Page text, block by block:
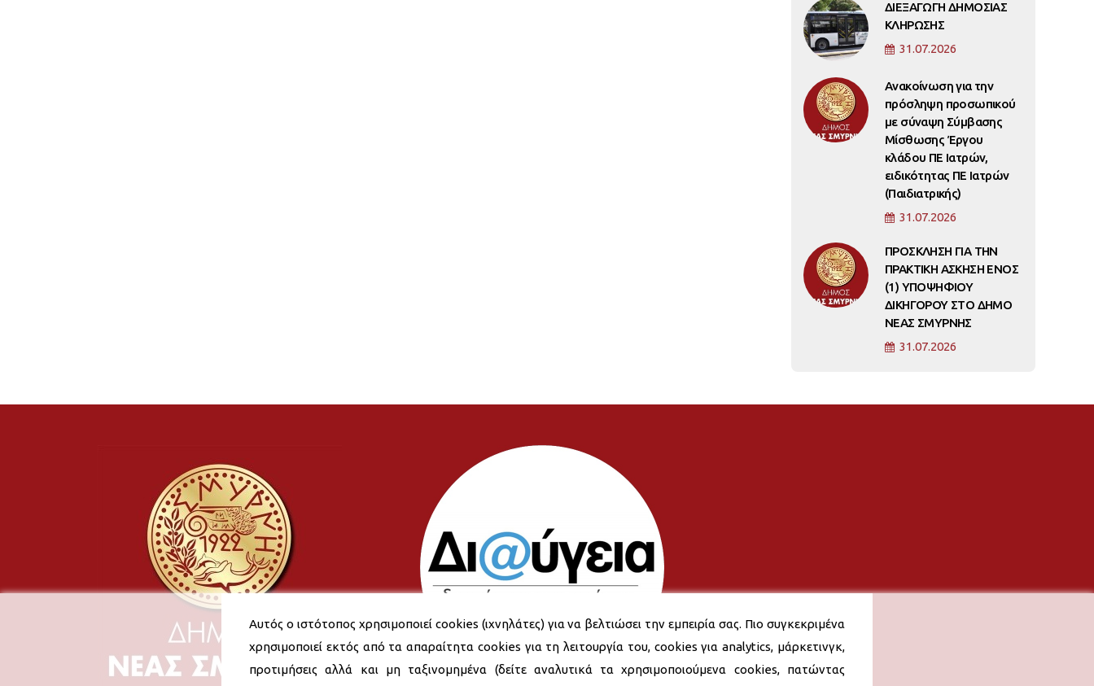
ΔΙΕΞΑΓΩΓΗ ΔΗΜΟΣΙΑΣ
ΚΛΗΡΩΣΗΣ
31.07.2026
Ανακοίνωση για την
πρόσληψη προσωπικού
με σύναψη Σύμβασης
Μίσθωσης Έργου
κλάδου ΠΕ Ιατρών,
ειδικότητας ΠΕ Ιατρών
(Παιδιατρικής)
31.07.2026
ΠΡΟΣΚΛΗΣΗ ΓΙΑ ΤΗΝ
ΠΡΑΚΤΙΚΗ ΑΣΚΗΣΗ ΕΝΟΣ
(1) ΥΠΟΨΗΦΙΟΥ
ΔΙΚΗΓΟΡΟΥ ΣΤΟ ΔΗΜΟ
ΝΕΑΣ ΣΜΥΡΝΗΣ
31.07.2026
Αυτός ο ιστότοπος χρησιμοποιεί cookies (ιχνηλάτες) για να βελτιώσει την εμπειρία σας. Πιο συγκεκριμένα
χρησιμοποιεί εκτός από τα απαραίτητα cookies για τη λειτουργία του, cookies για analytics, μάρκετινγκ,
προτιμήσεις αλλά και μη ταξινομημένα (δείτε αναλυτικά τα χρησιμοποιούμενα cookies, πατώντας